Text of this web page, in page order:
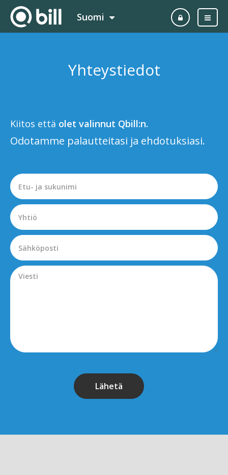
Suomi
Yhteystiedot
Kiitos että olet valinnut Qbill:n.
Odotamme palautteitasi ja ehdotuksiasi.